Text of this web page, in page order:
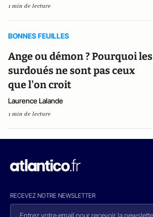
1 min de lecture
BONNES FEUILLES
Ange ou démon ? Pourquoi les
surdoués ne sont pas ceux
que l'on croit
Laurence Lalande
1 min de lecture
RECEVEZ NOTRE NEWSLETTER